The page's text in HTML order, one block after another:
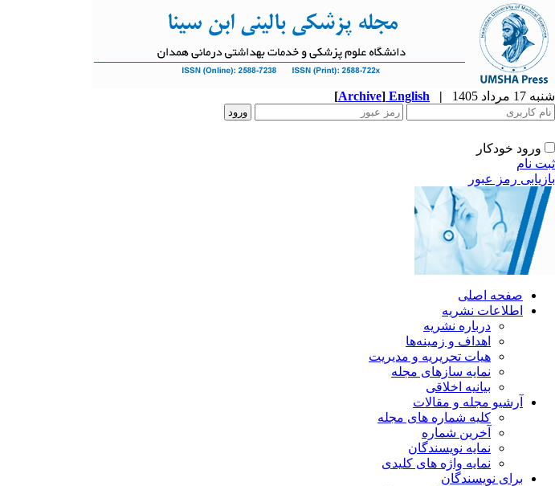
شنبه 17 مرداد 1405 |
English
[Archive]
ورود خودکار
ثبت نام
بازیابی رمز عبور
صفحه اصلی
اطلاعات نشریه
درباره نشریه
اهداف و زمینه‌ها
هیات تحریریه و مدیریت
نمایه سازهای مجله
بیانیه اخلاقی
آرشیو مجله و مقالات
کلیه شماره های مجله
آخرین شماره
نمایه نویسندگان
نمایه واژه های کلیدی
برای نویسندگان